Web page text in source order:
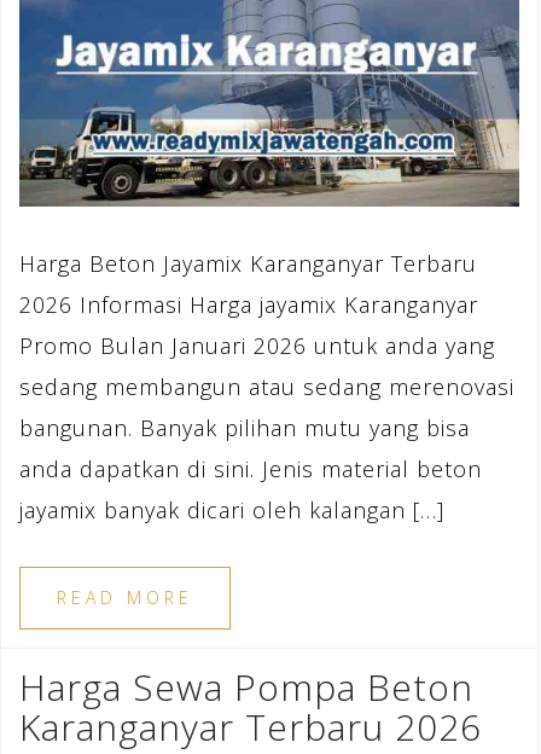
Harga Beton Jayamix Karanganyar Terbaru
2026 Informasi Harga jayamix Karanganyar
Promo Bulan Januari 2026 untuk anda yang
sedang membangun atau sedang merenovasi
bangunan. Banyak pilihan mutu yang bisa
anda dapatkan di sini. Jenis material beton
jayamix banyak dicari oleh kalangan […]
READ MORE
Harga Sewa Pompa Beton
Karanganyar Terbaru 2026